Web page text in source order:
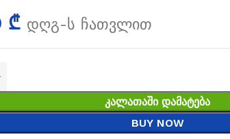
₾ დღგ-ს ჩათვლით
ᲙᲐᲚᲐᲗᲐᲨᲘ ᲓᲐᲛᲐᲢᲔᲑᲐ
BUY NOW